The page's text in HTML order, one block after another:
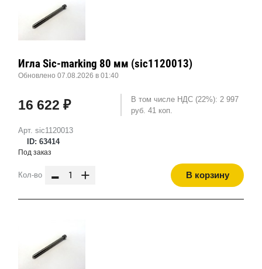
Арт. sic1120013
ID: 63414
Игла Sic-marking 80 мм (sic1120013)
Обновлено 07.08.2026 в 01:40
16 622 ₽
В том числе НДС (22%): 2 997
руб. 41 коп.
Под заказ
Кол-во - + В корзину